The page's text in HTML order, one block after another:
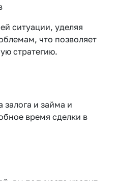
ситуации, уделяя
что позволяет
стратегию.
залога и займа и
время сделки в